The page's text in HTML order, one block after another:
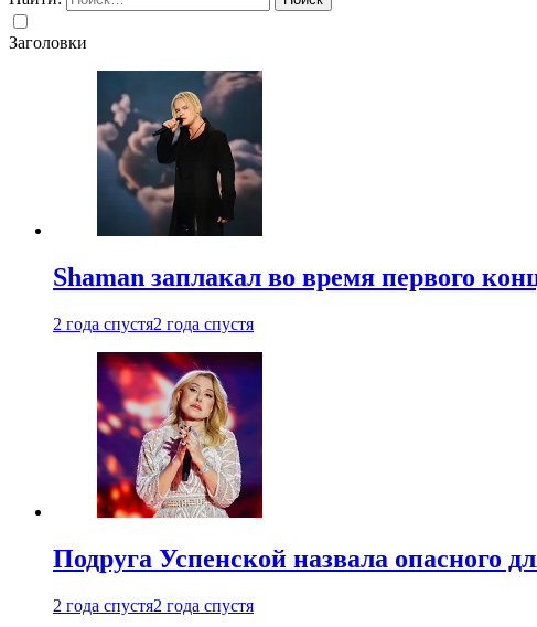
Заголовки
Shaman заплакал во время первого
2 года спустя2 года спустя
Подруга Успенской назвала опасного
2 года спустя2 года спустя